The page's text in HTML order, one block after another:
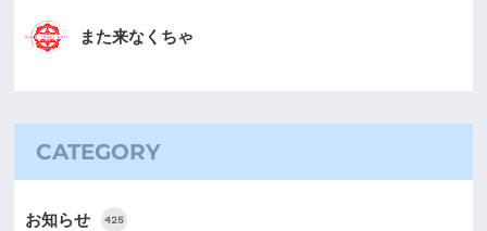
また来なくちゃ
CATEGORY
お知らせ 425